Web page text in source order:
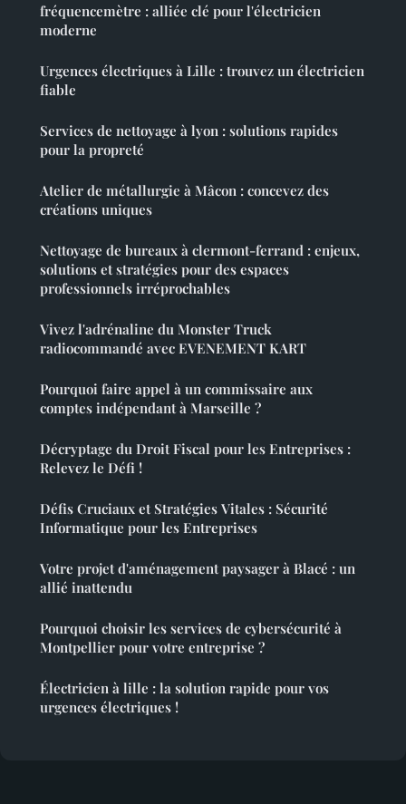
fréquencemètre : alliée clé pour l'électricien
moderne
Urgences électriques à Lille : trouvez un électricien
fiable
Services de nettoyage à lyon : solutions rapides
pour la propreté
Atelier de métallurgie à Mâcon : concevez des
créations uniques
Nettoyage de bureaux à clermont-ferrand : enjeux,
solutions et stratégies pour des espaces
professionnels irréprochables
Vivez l'adrénaline du Monster Truck
radiocommandé avec EVENEMENT KART
Pourquoi faire appel à un commissaire aux
comptes indépendant à Marseille ?
Décryptage du Droit Fiscal pour les Entreprises :
Relevez le Défi !
Défis Cruciaux et Stratégies Vitales : Sécurité
Informatique pour les Entreprises
Votre projet d'aménagement paysager à Blacé : un
allié inattendu
Pourquoi choisir les services de cybersécurité à
Montpellier pour votre entreprise ?
Électricien à lille : la solution rapide pour vos
urgences électriques !